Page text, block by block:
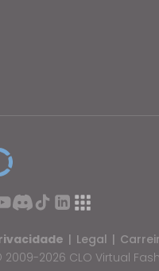
| Legal |
2026 CLO Virtual